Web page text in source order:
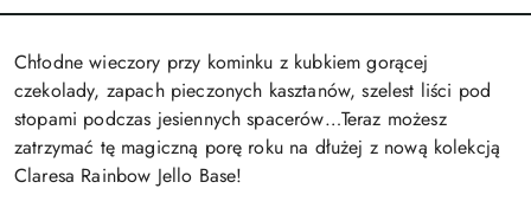
Chłodne wieczory przy kominku z kubkiem gorącej
czekolady, zapach pieczonych kasztanów, szelest liści pod
stopami podczas jesiennych spacerów…Teraz możesz
zatrzymać tę magiczną porę roku na dłużej z nową kolekcją
Claresa Rainbow Jello Base!